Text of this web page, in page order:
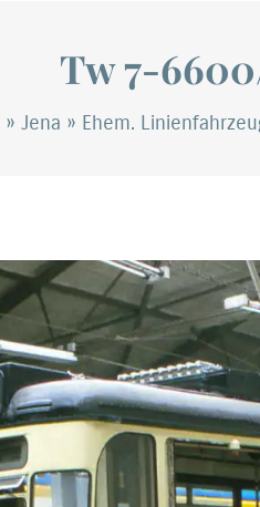
Tw 7-
» Jena » Ehem.